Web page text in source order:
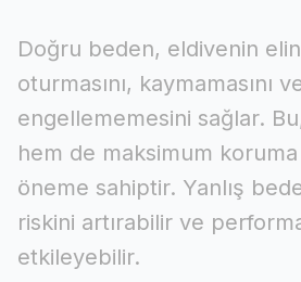
Doğru beden, eldivenin
oturmasını, kaymamasını
engellememesini sağlar.
hem de maksimum
öneme sahiptir. Yanlış
riskini artırabilir ve
etkileyebilir.